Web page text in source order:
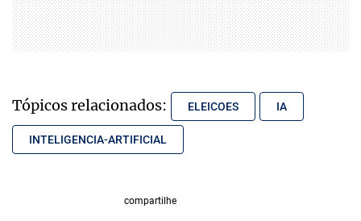
Tópicos relacionados: ELEICOES IA
INTELIGENCIA-ARTIFICIAL
compartilhe